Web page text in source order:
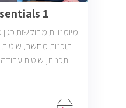
1
מיומנויות מבוקשות
תוכנות מחשב,
תכנות, שיטות